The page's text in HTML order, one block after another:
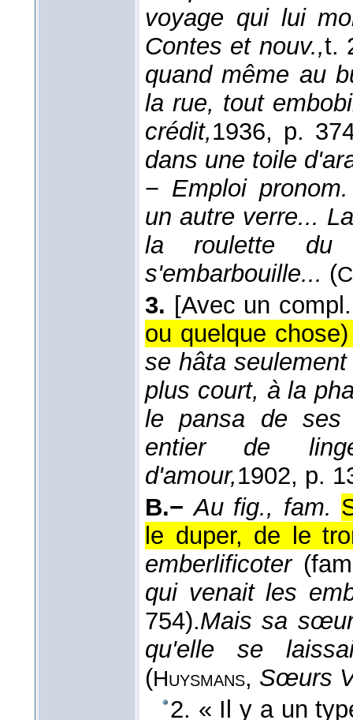
voyage qui lui
Contes et nouv.,t.
quand même au
la rue, tout
crédit,1936, p.
dans une toile
− Emploi pronom.
un autre verre...
la roulette du
s'embarbouille... (
3. [Avec un
ou quelque
se hâta
plus court, à la
le pansa de ses
entier de
d'amour,1902, p.
B.− Au fig., fam.
le duper, de le
emberlificoter
qui venait les
754).Mais sa
qu'elle se
(Huysmans, Sœurs
2. « Il y a un